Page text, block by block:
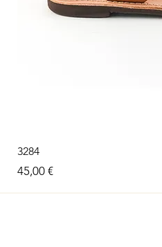
3284
Prezzo
45,00 €